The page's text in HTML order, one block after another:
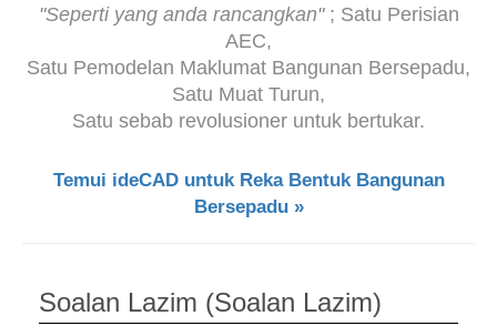
"Seperti yang anda rancangkan"; Satu Perisian
AEC,
Satu Pemodelan Maklumat Bangunan Bersepadu,
Satu Muat Turun,
Satu sebab revolusioner untuk bertukar.
Temui ideCAD untuk Reka Bentuk Bangunan
Bersepadu »
Soalan Lazim (Soalan Lazim)